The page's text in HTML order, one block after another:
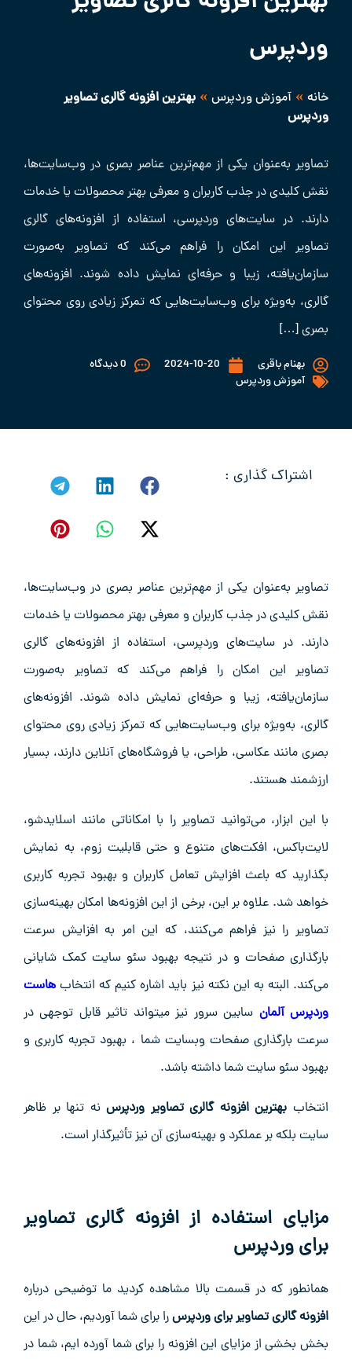
وردپرس
خانه » آموزش وردپرس » بهترین افزونه گالری تصاویر
وردپرس
تصاویر به‌عنوان یکی از مهم‌ترین عناصر بصری در وب‌سایت‌ها،
نقش کلیدی در جذب کاربران و معرفی بهتر محصولات یا خدمات
دارند. در سایت‌های وردپرسی، استفاده از افزونه‌های گالری
تصاویر این امکان را فراهم می‌کند که تصاویر به‌صورت
سازمان‌یافته، زیبا و حرفه‌ای نمایش داده شوند. افزونه‌های
گالری، به‌ویژه برای وب‌سایت‌هایی که تمرکز زیادی روی محتوای
بصری […]
بهنام باقری 2024-10-20
0 دیدگاه
آموزش وردپرس
اشتراک گذاری :
تصاویر به‌عنوان یکی از مهم‌ترین عناصر بصری در وب‌سایت‌ها،
نقش کلیدی در جذب کاربران و معرفی بهتر محصولات یا خدمات
دارند. در سایت‌های وردپرسی، استفاده از افزونه‌های گالری
تصاویر این امکان را فراهم می‌کند که تصاویر به‌صورت
سازمان‌یافته، زیبا و حرفه‌ای نمایش داده شوند. افزونه‌های
گالری، به‌ویژه برای وب‌سایت‌هایی که تمرکز زیادی روی محتوای
بصری مانند عکاسی، طراحی، یا فروشگاه‌های آنلاین دارند، بسیار
ارزشمند هستند.
با این ابزار، می‌توانید تصاویر را با امکاناتی مانند اسلایدشو،
لایت‌باکس، افکت‌های متنوع و حتی قابلیت زوم، به نمایش
بگذارید که باعث افزایش تعامل کاربران و بهبود تجربه کاربری
خواهد شد. علاوه بر این، برخی از این افزونه‌ها امکان بهینه‌سازی
تصاویر را نیز فراهم می‌کنند، که این امر به افزایش سرعت
بارگذاری صفحات و در نتیجه بهبود سئو سایت کمک شایانی
می‌کند. البته به این نکته نیز باید اشاره کنیم که انتخاب هاست
وردپرس آلمان سابین سرور نیز میتواند تاثیر قابل توجهی در
سرعت بارگذاری صفحات وبسایت شما ، بهبود تجربه کاربری و
بهبود سئو سایت شما داشته باشد.
انتخاب بهترین افزونه گالری تصاویر وردپرسنه‌ تنها بر ظاهر
سایت بلکه بر عملکرد و بهینه‌سازی آن نیز تأثیرگذار است.
مزایای استفاده از افزونه گالری تصاویر
برای وردپرس
همانطور که در قسمت بالا مشاهده کردید ما توضیحی درباره
افزونه گالری تصاویر برای وردپرسرا برای شما آوردیم، حال در این
بخش بخشی از مزایای این افزونه را برای شما آورده ایم، شما در